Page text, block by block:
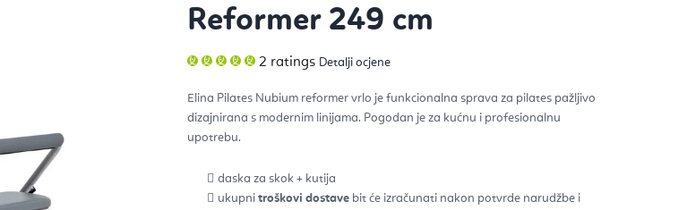
Reformer 249 cm
Prosječna
ocjena
5,0
5
2 ratings Detalji ocjene
Elina Pilates Nubium reformer vrlo je funkcionalna sprava za pilates pažljivo
dizajnirana s modernim linijama. Pogodan je za kućnu i profesionalnu
upotrebu.
daska za skok + kutija
ukupnitroškovi dostave bit će izračunati nakon potvrde narudžbe i